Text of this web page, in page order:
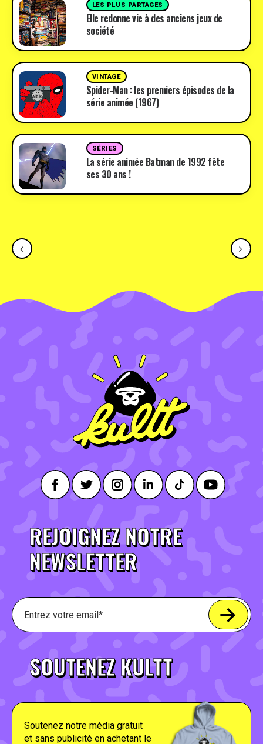
LES PLUS PARTAGES
Elle redonne vie à des anciens jeux de
société
VINTAGE
Spider-Man : les premiers épisodes de la
série animée (1967)
SÉRIES
La série animée Batman de 1992 fête
ses 30 ans !
REJOIGNEZ NOTRE
NEWSLETTER
SOUTENEZ KULTT
Soutenez notre média gratuit
et sans publicité en achetant le